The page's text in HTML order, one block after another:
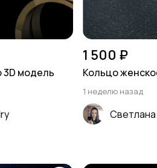
модель
1 500 ₽
Кольцо
1 неделю назад
Светлана